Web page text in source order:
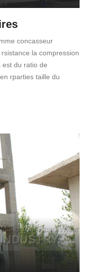
concasseur
la compression
est du ratio de
rparties taille du